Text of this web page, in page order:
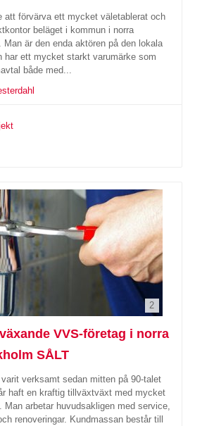
att förvärva ett mycket väletablerat och
beläget i kommun i norra
är den enda aktören på den lokala
har ett mycket starkt varumärke som
både med...
2
VVS-företag i norra
SÅLT
verksamt sedan mitten på 90-talet
haft en kraftig tillväxtväxt med mycket
Man arbetar huvudsakligen med service,
renoveringar. Kundmassan består till